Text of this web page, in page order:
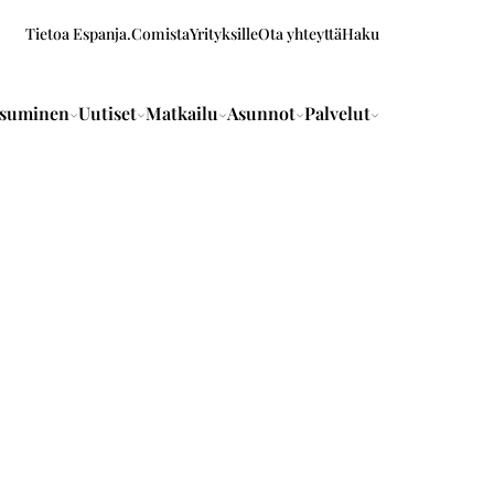
Tietoa Espanja.ComistaYrityksilleOta yhteyttäHaku
Uutiset Matkailu Asunnot Palvelut